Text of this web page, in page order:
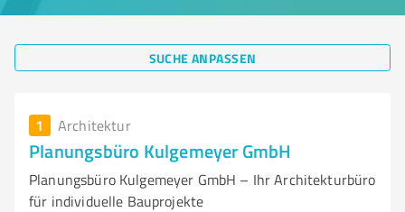
SUCHE ANPASSEN
1 Architektur
Planungsbüro Kulgemeyer GmbH
Planungsbüro Kulgemeyer GmbH – Ihr Architekturbüro
für individuelle Bauprojekte